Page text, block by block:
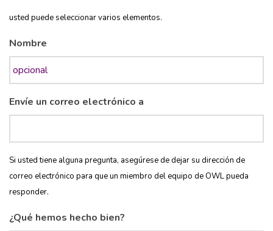
usted puede seleccionar varios elementos.
Nombre
Envíe un correo electrónico a
Si usted tiene alguna pregunta, asegúrese de dejar su dirección de
correo electrónico para que un miembro del equipo de OWL pueda
responder.
¿Qué hemos hecho bien?